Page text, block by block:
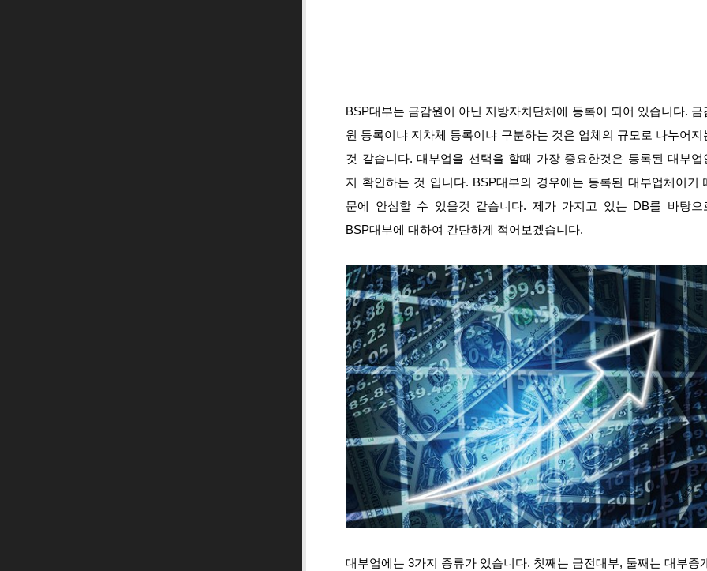
BSP대부는 금감원이 아닌 지방자치단체에 등록이 되어 있습니다. 금
원 등록이냐 지차체 등록이냐 구분하는 것은 업체의 규모로 나누어지
것 같습니다. 대부업을 선택을 할때 가장 중요한것은 등록된 대부업
지 확인하는 것 입니다. BSP대부의 경우에는 등록된 대부업체이기
문에 안심할 수 있을것 같습니다. 제가 가지고 있는 DB를 바탕으
BSP대부에 대하여 간단하게 적어보겠습니다.
대부업에는 3가지 종류가 있습니다. 첫째는 금전대부, 둘째는 대부중